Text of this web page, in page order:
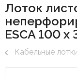
Лоток
ESCA 100
Кабельные